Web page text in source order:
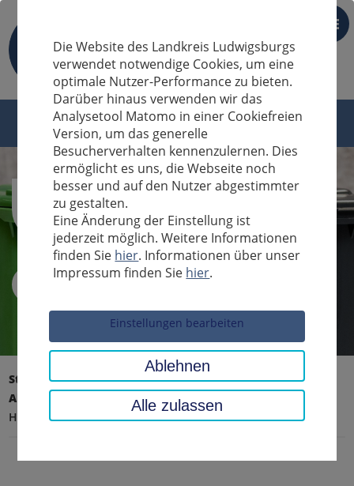
DE
Sucheingabe
Startseite
Umwelt, Technik, Klimaschutz
Abfallwirtschaft
Hinweise für gewerbliche Veranlagungen
Die Website des Landkreis Ludwigsburgs
verwendet notwendige Cookies, um eine
optimale Nutzer-Performance zu bieten.
Darüber hinaus verwenden wir das
Analysetool Matomo in einer Cookiefreien
Version, um das generelle
Besucherverhalten kennenzulernen. Dies
ermöglicht es uns, die Webseite noch
besser und auf den Nutzer abgestimmter
zu gestalten.
Eine Änderung der Einstellung ist
jederzeit möglich. Weitere Informationen
finden Sie hier. Informationen über unser
Impressum finden Sie hier.
Einstellungen bearbeiten
Ablehnen
Alle zulassen